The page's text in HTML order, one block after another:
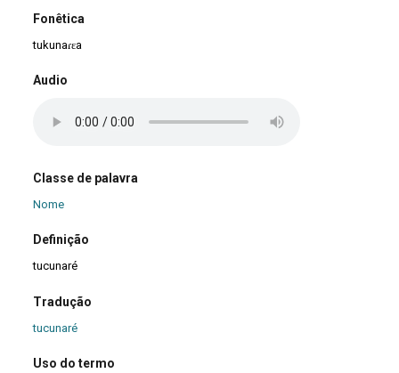
Fonêtica
tukunaɾɛa
Audio
Classe de palavra
Nome
Definição
tucunaré
Tradução
tucunaré
Uso do termo